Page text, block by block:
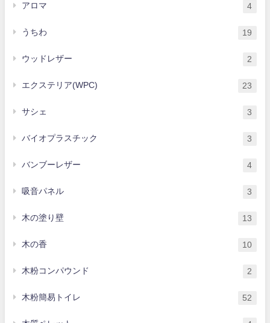
アロマ 4
うちわ 19
ウッドレザー 2
エクステリア(WPC) 23
サシェ 3
バイオプラスチック 3
バンブーレザー 4
吸音パネル 3
木の塗り壁 13
木の香 10
木粉コンパウンド 2
木粉簡易トイレ 52